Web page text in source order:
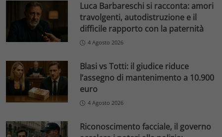
Luca Barbareschi si racconta: amori
travolgenti, autodistruzione e il
difficile rapporto con la paternità
4 Agosto 2026
Blasi vs Totti: il giudice riduce
l’assegno di mantenimento a 10.900
euro
4 Agosto 2026
Riconoscimento facciale, il governo